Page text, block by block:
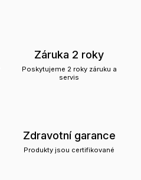
Záruka 2 roky
Poskytujeme 2 roky záruku a
servis
Zdravotní garance
Produkty jsou certifikované